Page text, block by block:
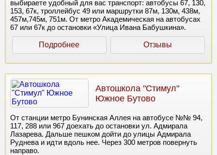
выбираете удобный для вас транспорт: автобусы 67, 130,
153, 67к, троллейбус 49 или маршрутки 87м, 130м, 438м,
457м,745м, 751м. От метро Академическая на автобусах
67 или 67к до остановки «Улица Ивана Бабушкина».
Подробнее Отзывы
Автошкола "Стимул"
Южное Бутово
От станции метро Бунинская Аллея на автобусе №№ 94,
117, 288 или 967 доехать до остановки ул. Адмирала
Лазарева. Дальше пешком дойти до улицы Адмирала
Руднева и идти вдоль нее. Через 300 метров повернуть
направо.